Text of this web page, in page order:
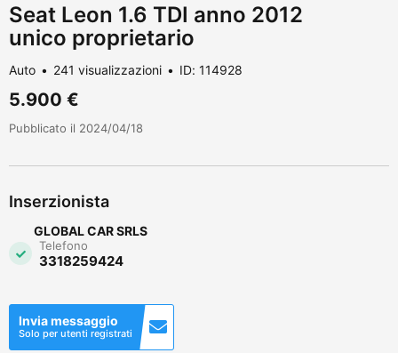
Seat Leon 1.6 TDI anno 2012
unico proprietario
Auto 241 visualizzazioni ID: 114928
5.900 €
Pubblicato il 2024/04/18
Inserzionista
GLOBAL CAR SRLS
Telefono
3318259424
Invia messaggio
Solo per utenti registrati